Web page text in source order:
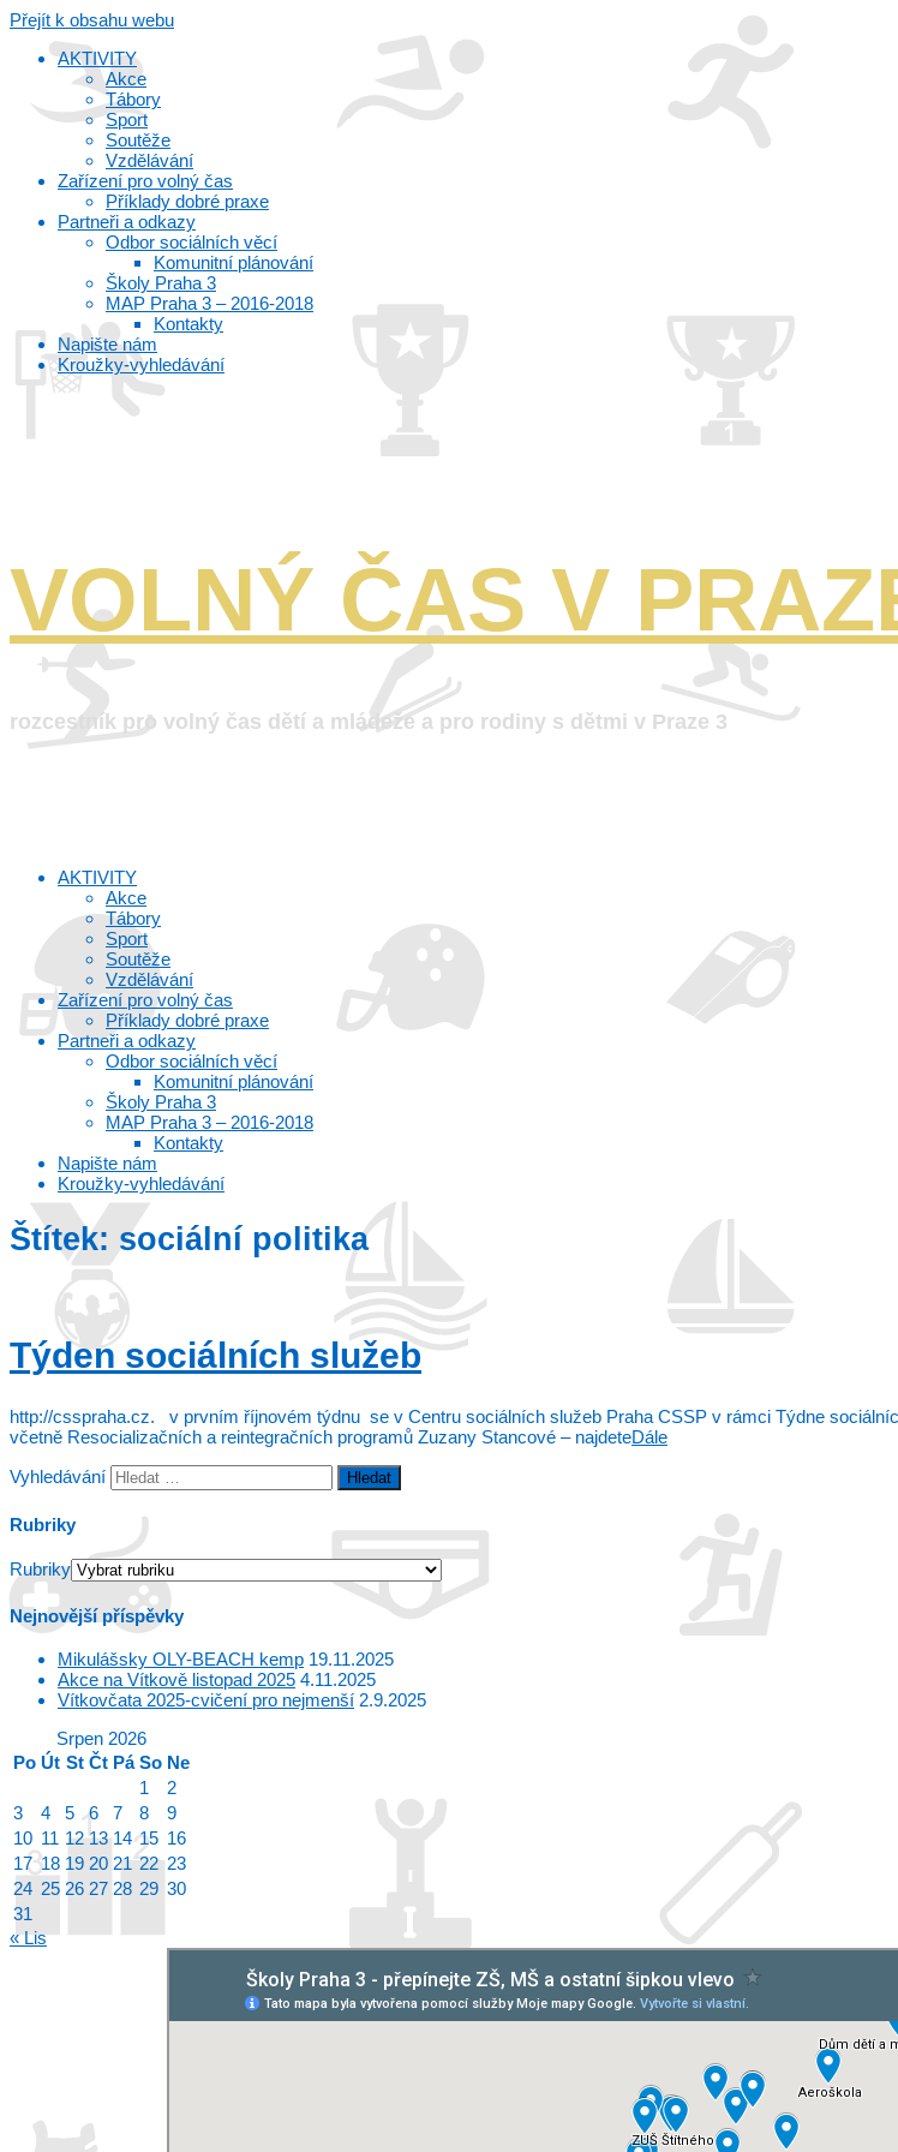
Přejít k obsahu webu
AKTIVITY
Akce
Tábory
Sport
Soutěže
Vzdělávání
Zařízení pro volný čas
Příklady dobré praxe
Partneři a odkazy
Odbor sociálních věcí
Komunitní plánování
Školy Praha 3
MAP Praha 3 – 2016-2018
Kontakty
Napište nám
Kroužky-vyhledávání
VOLNÝ ČAS V
rozcestník pro volný čas dětí a mládeže a pro rodiny s dětmi v Praze 3
AKTIVITY
Akce
Tábory
Sport
Soutěže
Vzdělávání
Zařízení pro volný čas
Příklady dobré praxe
Partneři a odkazy
Odbor sociálních věcí
Komunitní plánování
Školy Praha 3
MAP Praha 3 – 2016-2018
Kontakty
Napište nám
Kroužky-vyhledávání
Štítek: sociální politika
Týden sociálních služeb
http://csspraha.cz. v prvním říjnovém týdnu se v Centru sociálních služeb Praha CSSP v rámci Týdne
včetně Resocializačních a reintegračních programů Zuzany Stancové – najdeteDále
Vyhledávání
Rubriky
Rubriky
Nejnovější příspěvky
Mikulášsky OLY-BEACH kemp 19.11.2025
Akce na Vítkově listopad 2025 4.11.2025
Vítkovčata 2025-cvičení pro nejmenší 2.9.2025
Srpen 2026
Po Út St Čt Pá So Ne
1
2
3
4 5 6 7 8
9
10 11 12 13 14 15 16
17 18 19 20 21 22 23
24 25 26 27 28 29 30
31
« Lis